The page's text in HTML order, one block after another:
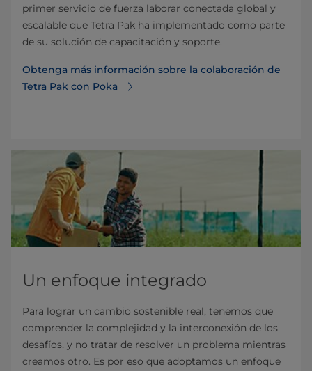
primer servicio de fuerza laborar conectada global y
escalable que Tetra Pak ha implementado como parte
de su solución de capacitación y soporte.
Obtenga más información sobre la colaboración de
Tetra Pak con Poka
Un enfoque integrado
Para lograr un cambio sostenible real, tenemos que
comprender la complejidad y la interconexión de los
desafíos, y no tratar de resolver un problema mientras
creamos otro. Es por eso que adoptamos un enfoque